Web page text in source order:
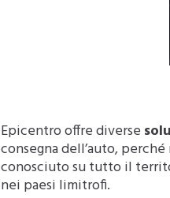
Epicentro offre diverse
consegna dell’auto,
conosciuto su tutto il
nei paesi limitrofi.